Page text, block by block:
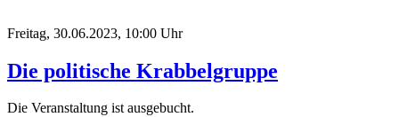
Freitag, 30.06.2023, 10:00 Uhr
Die politische Krabbelgruppe
Die Veranstaltung ist ausgebucht.